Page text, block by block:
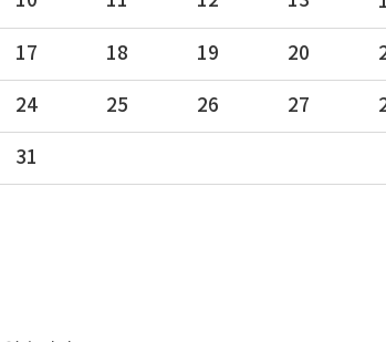
17 18 19 20
24 25 26 27
31